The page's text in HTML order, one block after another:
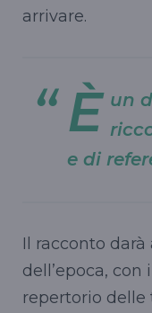
arrivare.
È un
e di
Il racconto
dell’epoca, con
repertorio delle